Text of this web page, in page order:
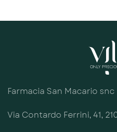
Farmacia San Macario snc
Via Contardo Ferrini, 41,